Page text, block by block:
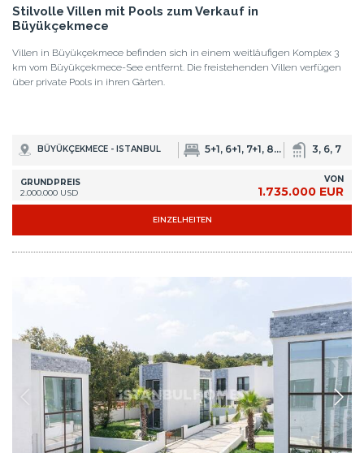
Stilvolle Villen mit Pools zum Verkauf in
Büyükçekmece
Villen in Büyükçekmece befinden sich in einem weitläufigen Komplex 3
km vom Büyükçekmece-See entfernt. Die freistehenden Villen verfügen
über private Pools in ihren Gärten.
BÜYÜKÇEKMECE - ISTANBUL 5+1, 6+1, 7+1, 8+1, 10+1 3, 6, 7
GRUNDPREIS
2.000.000 USD
VON
1.735.000 EUR
EINZELHEITEN